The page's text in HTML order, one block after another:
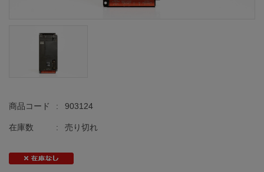
商品コード : 903124
在庫数 : 売り切れ